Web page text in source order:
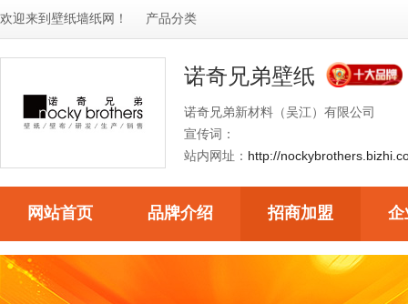
欢迎来到 壁纸墙纸网 ！ 产品分类
诺奇兄弟壁纸
诺奇兄弟新材料（吴江）有限公司
宣传词：
站内网址： http://
网站首页 品牌介绍 招商加盟 企